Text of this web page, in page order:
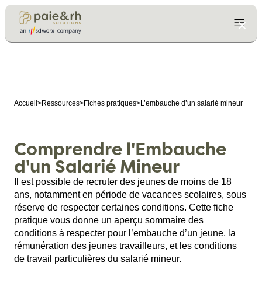
Accueil >Ressources>Fiches pratiques>L’embauche d’un salarié mineur
Comprendre l'Embauche
d'un Salarié Mineur
Il est possible de recruter des jeunes de moins de 18
ans, notamment en période de vacances scolaires, sous
réserve de respecter certaines conditions. Cette fiche
pratique vous donne un aperçu sommaire des
conditions à respecter pour l’embauche d’un jeune, la
rémunération des jeunes travailleurs, et les conditions
de travail particulières du salarié mineur.